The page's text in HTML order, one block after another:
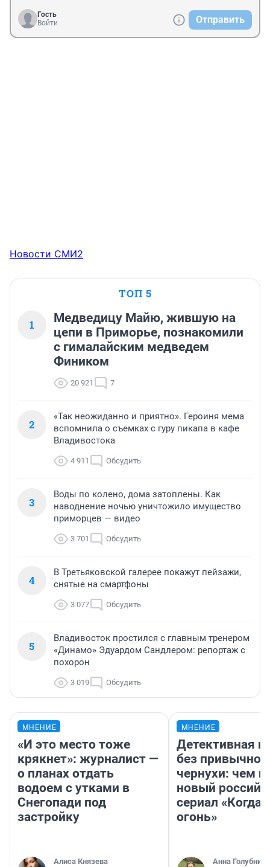
Гость
Войти
Отправить
Новости СМИ2
ТОП 5
1
Медведицу Майю, жившую на
цепи в Приморье, познакомили
с гималайским медведем
Фиником
20 921 7
2
«Так неожиданно и приятно». Героиня мема
вспомнила о съемках с гуру пикапа в кафе
Владивостока
4 911 Обсудить
3
Воды по колено, дома затоплены. Как
наводнение ночью уничтожило имущество
приморцев — видео
3 701 Обсудить
4
В Третьяковской галерее покажут пейзажи,
снятые на смартфоны
3 077 Обсудить
5
Владивосток простился с главным тренером
«Динамо» Эдуардом Сандлером: репортаж с
похорон
3 019 Обсудить
МНЕНИЕ
«И это место тоже
крякнет»: журналист —
о планах отдать
водоем с утками в
Снегопади под
застройку
Алиса Князева
МНЕНИЕ
Детективная
без привычной
чернухи: чем
новый
сериал «Когда
огонь»
Анна